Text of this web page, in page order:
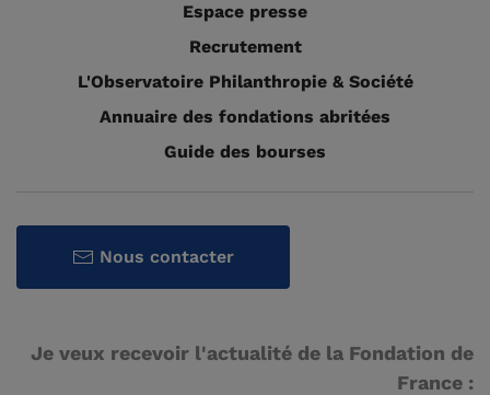
Espace presse
Recrutement
L'Observatoire Philanthropie & Société
Annuaire des fondations abritées
Guide des bourses
Nous contacter
Je veux recevoir l'actualité de la Fondation de
France :